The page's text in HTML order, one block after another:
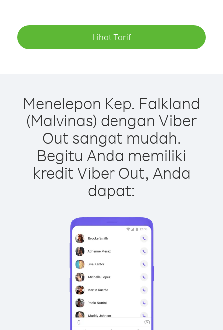
Lihat Tarif
Menelepon Kep. Falkland
(Malvinas) dengan Viber
Out sangat mudah.
Begitu Anda memiliki
kredit Viber Out, Anda
dapat: